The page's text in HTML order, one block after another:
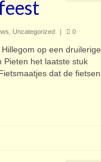
, Uncategorized 0
op een druilerige
Pieten het laatste stuk
dat de fietsen